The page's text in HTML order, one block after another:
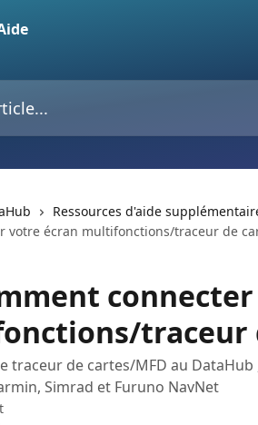
Ressources d'aide
votre écran multifonctions/traceur de
traceur
traceur de cartes/MFD au DataHub
Simrad et Furuno NavNet